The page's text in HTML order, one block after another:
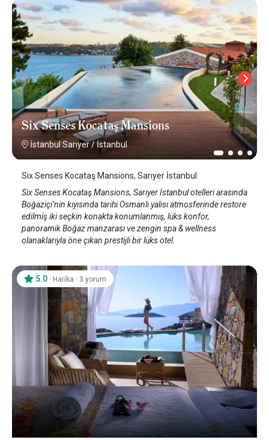
Six Senses Kocataş Mansions
İstanbul Sarıyer/İstanbul
Six Senses Kocataş Mansions, Sarıyer İstanbul
Six Senses Kocataş Mansions, Sarıyer İstanbul otelleri arasında
Boğaziçi’nin kıyısında tarihi Osmanlı yalısı atmosferinde restore
edilmiş iki seçkin konakta konumlanmış, lüks konfor,
panoramik Boğaz manzarası ve zengin spa & wellness
olanaklarıyla öne çıkan prestijli bir lüks otel.
5.0 · Harika · 3 yorum